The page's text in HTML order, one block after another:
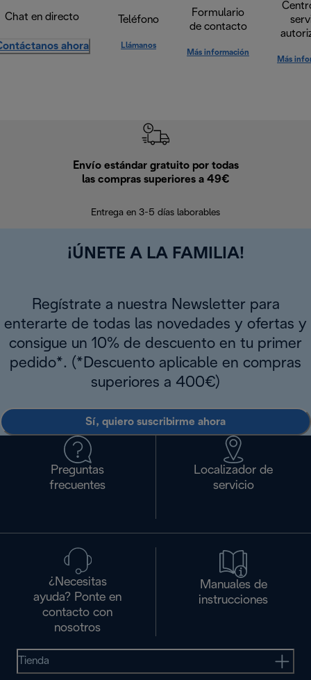
Chat en directo
ahora
Teléfono
Llámanos
Formulario
de contacto
Más información
Más
Envío estándar gratuito por todas
las compras superiores a 49€
Entrega en 3-5 días laborables
¡ÚNETE A LA FAMILIA!
Regístrate a nuestra Newsletter para
enterarte de todas las novedades y ofertas y
consigue un 10% de descuento en tu primer
pedido*. (*Descuento aplicable en compras
superiores a 400€)
Sí, quiero suscribirme ahora
Preguntas
frecuentes
Localizador de
servicio
¿Necesitas
ayuda? Ponte en
contacto con
nosotros
Manuales de
instrucciones
Tienda